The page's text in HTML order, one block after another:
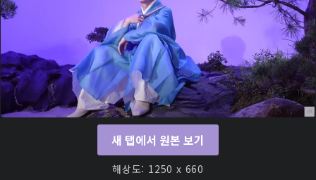
새 탭에서 원본 보기
해상도: 1250 x 660